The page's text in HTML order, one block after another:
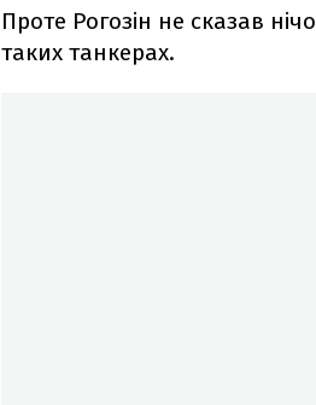
Проте Рогозін не сказав
таких танкерах.